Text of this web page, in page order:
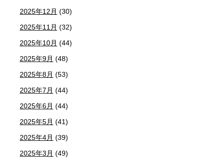
2025年12月 (30)
2025年11月 (32)
2025年10月 (44)
2025年9月 (48)
2025年8月 (53)
2025年7月 (44)
2025年6月 (44)
2025年5月 (41)
2025年4月 (39)
2025年3月 (49)